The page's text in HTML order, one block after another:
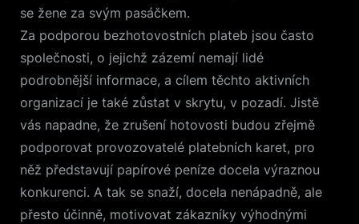
se žene za svým pasáčkem.
Za podporou bezhotovostních plateb jsou často
společnosti, o jejichž zázemí nemají lidé
podrobnější informace, a cílem těchto aktivních
organizací je také zůstat v skrytu, v pozadí. Jistě
vás napadne, že zrušení hotovosti budou zřejmě
podporovat provozovatelé platebních karet, pro
něž představují papírové peníze docela výraznou
konkurenci. A tak se snaží, docela nenápadně, ale
přesto účinně, motivovat zákazníky výhodnými